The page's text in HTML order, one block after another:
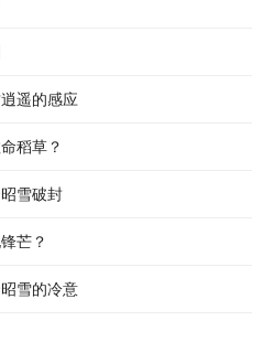
遥的感应
稻草？
雪破封
芒？
雪的冷意